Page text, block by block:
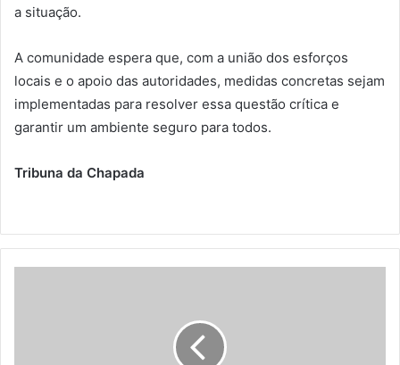
a situação.
A comunidade espera que, com a união dos esforços
locais e o apoio das autoridades, medidas concretas sejam
implementadas para resolver essa questão crítica e
garantir um ambiente seguro para todos.
Tribuna da Chapada